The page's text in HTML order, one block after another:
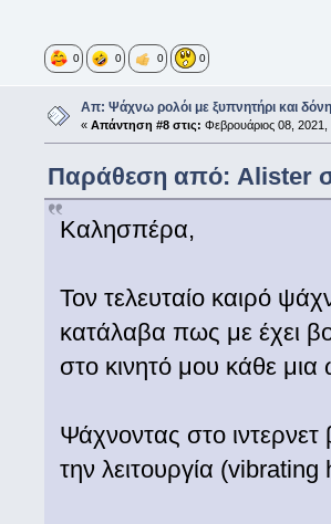
0 0 0 0
Απ: Ψάχνω ρολόι με ξυπνητήρι και
« Απάντηση #8 στις: Φεβρουάριος 08,
Παράθεση από: Alister
Καλησπέρα,
Τον τελευταίο καιρό
κατάλαβα πως με έχει
στο κινητό μου κάθε
Ψάχνοντας στο
την λειτουργία